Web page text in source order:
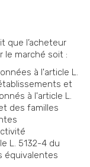
que l’acheteur
le marché soit :
à l'article L.
et
à l'article L.
des familles
L. 5132-4 du
équivalentes